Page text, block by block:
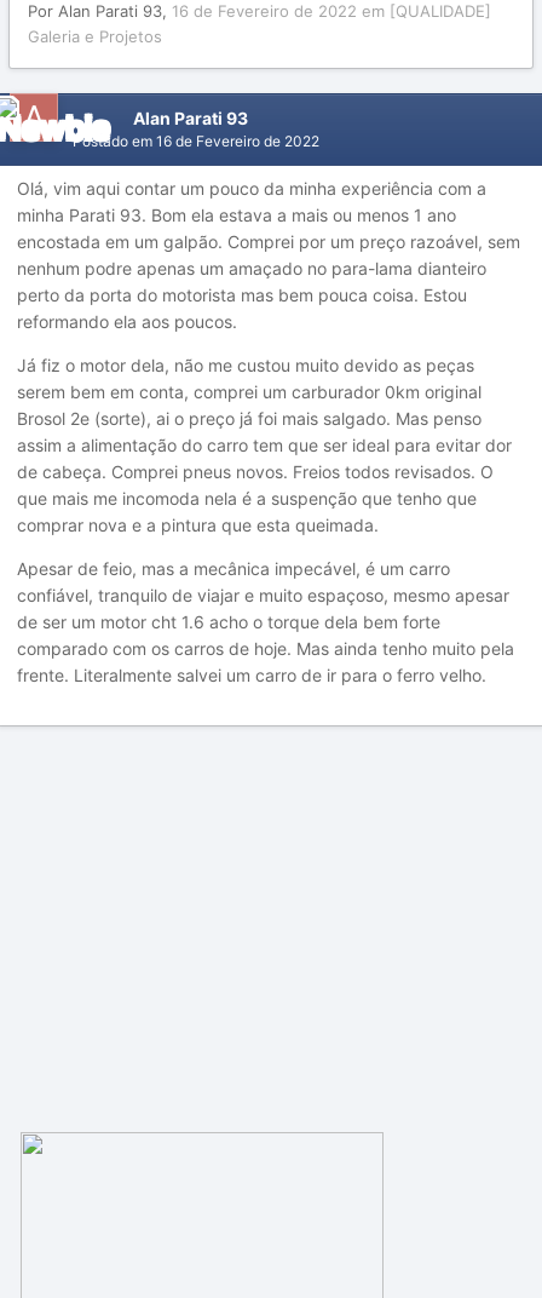
Por Alan Parati 93, 16 de Fevereiro de 2022 em [QUALIDADE]
Galeria e Projetos
Alan Parati 93
Postado em 16 de Fevereiro de 2022
Olá, vim aqui contar um pouco da minha experiência com a
minha Parati 93. Bom ela estava a mais ou menos 1 ano
encostada em um galpão. Comprei por um preço razoável, sem
nenhum podre apenas um amaçado no para-lama dianteiro
perto da porta do motorista mas bem pouca coisa. Estou
reformando ela aos poucos.
Já fiz o motor dela, não me custou muito devido as peças
serem bem em conta, comprei um carburador 0km original
Brosol 2e (sorte), ai o preço já foi mais salgado. Mas penso
assim a alimentação do carro tem que ser ideal para evitar dor
de cabeça. Comprei pneus novos. Freios todos revisados. O
que mais me incomoda nela é a suspenção que tenho que
comprar nova e a pintura que esta queimada.
Apesar de feio, mas a mecânica impecável, é um carro
confiável, tranquilo de viajar e muito espaçoso, mesmo apesar
de ser um motor cht 1.6 acho o torque dela bem forte
comparado com os carros de hoje. Mas ainda tenho muito pela
frente. Literalmente salvei um carro de ir para o ferro velho.